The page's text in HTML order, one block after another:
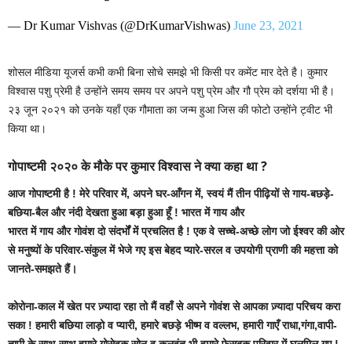
— Dr Kumar Vishvas (@DrKumarVishwas) June 23, 2021
शोसल मीडिया यूजर्स कभी कभी बिना सोचे समझे भी किसी पर कमेंट मार देते है। कुमार
विश्वास पशु प्रेमी है उन्होंने समय समय पर अपने पशु प्रेम और गौ प्रेम को दर्शया भी है।
२३ जून २०२१ को उनके यहाँ एक गौमाता का जन्म हुआ जिस की फोटो उन्होंने ट्वीट भी
किया था।
गोपाष्टमी २०२० के मौके पर कुमार विश्वास ने क्या कहा था ?
आज गोपाष्टमी है ! मेरे परिवार में, अपने घर-आँगन में, स्वयं मैं तीन पीढ़ियों से गाय-बछड़े-
बछिया-बैल और नंदी देखता हुआ बड़ा हुआ हूँ ! भारत में गाय और
भारत में गाय और गोवंश दो संदर्भों में प्रचलित है ! एक वे सच्चे-अच्छे लोग जो ईश्वर की ओर
से मनुष्यों के परिवार-संकुल में भेजे गए इस बेहद प्यारे-सरल व उपयोगी प्राणी की महत्ता को
जानते-समझते हैं।
कोरोना-काल में खेत पर ज़्यादा रहा तो मैं वहाँ से अपने गोवंश से आपका ज़्यादा परिचय करा
सका ! हमारी बछिया लाड़ो व प्यारी, हमारे बछड़े भीष्म व वल्लभ, हमारी गाएँ राधा,गंगा,वापी-